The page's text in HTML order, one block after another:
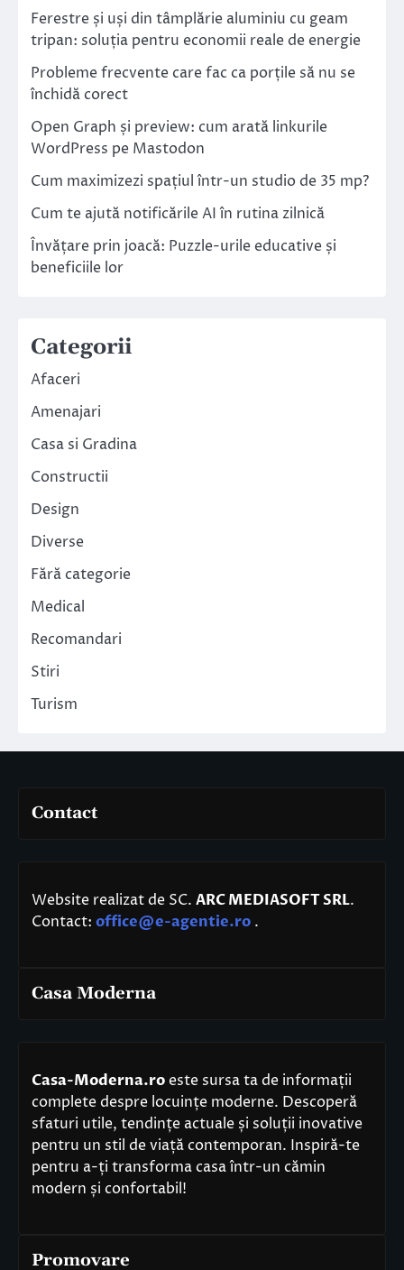
Ferestre și uși din tâmplărie aluminiu cu geam
tripan: soluția pentru economii reale de energie
Probleme frecvente care fac ca porțile să nu se
închidă corect
Open Graph și preview: cum arată linkurile
WordPress pe Mastodon
Cum maximizezi spațiul într-un studio de 35 mp?
Cum te ajută notificările AI în rutina zilnică
Învățare prin joacă: Puzzle-urile educative și
beneficiile lor
Categorii
Afaceri
Amenajari
Casa si Gradina
Constructii
Design
Diverse
Fără categorie
Medical
Recomandari
Stiri
Turism
Contact
Website realizat de SC. ARC MEDIASOFT SRL.
Contact: office@e-agentie.ro .
Casa Moderna
Casa-Moderna.roeste sursa ta de informații
complete despre locuințe moderne. Descoperă
sfaturi utile, tendințe actuale și soluții inovative
pentru un stil de viață contemporan. Inspiră-te
pentru a-ți transforma casa într-un cămin
modern și confortabil!
Promovare